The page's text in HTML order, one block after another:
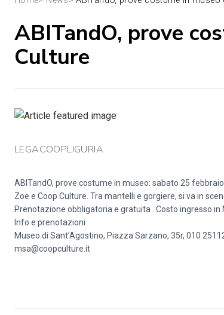
ABITandO, prove
Culture
LEGACOOPLIGURIA
ABITandO, prove costume in museo: sabato 25
Zoe e Coop Culture. Tra mantelli e gorgiere, si va in
Prenotazione obbligatoria e gratuita . Costo ingresso in
Info e prenotazioni
Museo di Sant’Agostino, Piazza Sarzano, 35r, 010
msa@coopculture.it